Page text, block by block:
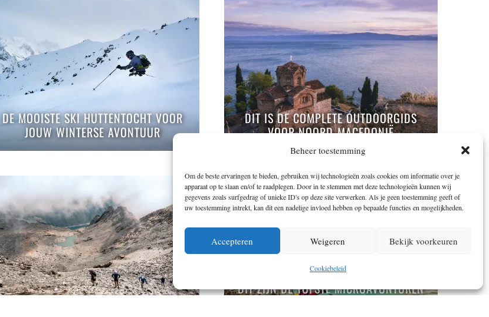
Beheer toestemming
Om de beste ervaringen te bieden, gebruiken wij technologieën zoals cookies om informatie over je
apparaat op te slaan en/of te raadplegen. Door in te stemmen met deze technologieën kunnen wij
gegevens zoals surfgedrag of unieke ID's op deze site verwerken. Als je geen toestemming geeft of
uw toestemming intrekt, kan dit een nadelige invloed hebben op bepaalde functies en mogelijkheden.
Accepteren Weigeren Bekijk voorkeuren
Cookiebeleid
DE MOOISTE SKI HUTTENTOCHT VOOR
JOUW WINTERSE AVONTUUR
DIT IS DE COMPLETE OUTDOORGIDS
VOOR NOORD-MACEDONIË
DIT ZIJN DE TOFSTE MICROAVONTUREN